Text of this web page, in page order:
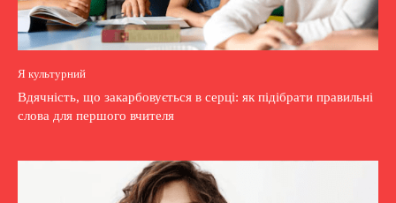
Я культурний
Вдячність, що закарбовується в серці: як підібрати правильні
слова для першого вчителя